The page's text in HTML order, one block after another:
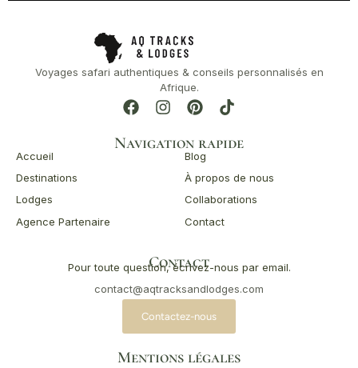
Voyages safari authentiques & conseils personnalisés en
Afrique.
Navigation rapide
Accueil
Destinations
Lodges
Agence Partenaire
Blog
À propos de nous
Collaborations
Contact
Contact
Pour toute question, écrivez-nous par email.
contact@aqtracksandlodges.com
Contactez-nous
Mentions légales